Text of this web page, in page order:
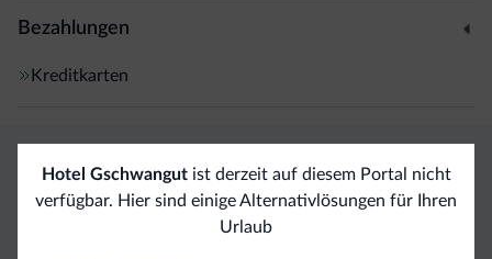
Bezahlungen
Kreditkarten
Hotel Gschwangutist derzeit auf diesem Portal nicht
verfügbar. Hier sind einige Alternativlösungen für Ihren
Urlaub
Exklusive Vorteile von Dolomiti.it